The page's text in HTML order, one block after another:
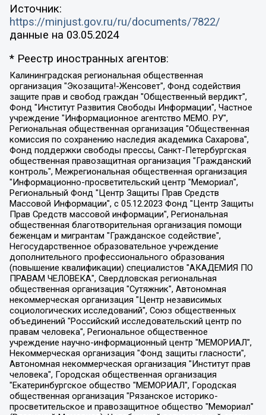
Источник:
https://minjust.gov.ru/ru/documents/7822/
данные на 03.05.2024
* Реестр иностранных агентов:
Калининградская региональная общественная организация "Экозащита!-Женсовет", Фонд содействия защите прав и свобод граждан "Общественный вердикт", Фонд "Институт Развития Свободы Информации", Частное учреждение "Информационное агентство МЕМО. РУ", Региональная общественная организация "Общественная комиссия по сохранению наследия академика Сахарова", Фонд поддержки свободы прессы, Санкт-Петербургская общественная правозащитная организация "Гражданский контроль", Межрегиональная общественная организация "Информационно-просветительский центр "Мемориал", Региональный Фонд "Центр Защиты Прав Средств Массовой Информации", с 05.12.2023 Фонд "Центр Защиты Прав Средств массовой информации", Региональная общественная благотворительная организация помощи беженцам и мигрантам "Гражданское содействие", Негосударственное образовательное учреждение дополнительного профессионального образования (повышение квалификации) специалистов "АКАДЕМИЯ ПО ПРАВАМ ЧЕЛОВЕКА", Свердловская региональная общественная организация "Сутяжник", Автономная некоммерческая организация "Центр независимых социологических исследований", Союз общественных объединений "Российский исследовательский центр по правам человека", Региональное общественное учреждение научно-информационный центр "МЕМОРИАЛ", Некоммерческая организация "Фонд защиты гласности", Автономная некоммерческая организация "Институт прав человека", Городская общественная организация "Екатеринбургское общество "МЕМОРИАЛ", Городская общественная организация "Рязанское историко-просветительское и правозащитное общество "Мемориал" (Рязанский Мемориал), Челябинский региональный орган общественной самодеятельности – женское общественное объединение "Женщины Евразии", Челябинский региональный орган общественной самодеятельности "Уральская правозащитная группа", Фонд содействия защите здоровья и социальной справедливости имени Андрея Рылькова, Автономная Некоммерческая Организация "Аналитический Центр Юрия Левады", Автономная некоммерческая организация социальной поддержки населения "Проект Апрель", Региональная общественная организация помощи женщинам и детям, находящимся в кризисной ситуации "Информационно-методический центр "Анна", Фонд содействия развитию массовых коммуникаций и правовому просвещению "Так-так-Так", Фонд содействия устойчивому развитию "Серебряная тайга", Свердловский региональный общественный фонд социальных проектов "Новое время", "Idel.Реалии", Кавказ.Реалии, Крым.Реалии, Телеканал Настоящее Время, Татаро-башкирская служба Радио Свобода (Azatliq Radiosi), Радио Свободная Европа/Радио Свобода (PCE/PC), "Сибирь.Реалии", "Фактограф", Благотворительный фонд помощи осужденным и их семьям, Автономная некоммерческая организация "Институт глобализации и социальных движений", Фонд "В защиту прав заключенных", Частное учреждение "Центр поддержки и содействия развитию средств массовой информации", Пензенский региональный общественный благотворительный фонд "Гражданский союз", "Север.Реалии", Некоммерческая организация Фонд "Правовая инициатива", Общество с ограниченной ответственностью "Радио Свободная Европа/Радио Свобода", Чешское информационное агентство "MEDIUM-ORIENT", Красноярская региональная общественная организация "Мы против СПИДа", Камалягин Денис Николаевич, Маркелов Сергей Евгеньевич, Пономарев Лев Александрович, Савицкая Людмила Алексеевна, Автономная некоммерческая организация "Центр по работе с проблемой насилия "НАСИЛИЮ.НЕТ", Межрегиональный профессиональный союз работников здравоохранения "Альянс врачей", Юридическое лицо, зарегистрированное в Латвийской Республике, SIA "Medusa Project" (регистрационный номер 40103797863, дата регистрации 10.06.2014), Некоммерческая организация "Фонд по борьбе с коррупцией", Автономная некоммерческая организация "Институт права и публичной политики", Баданин Роман Сергеевич, Гликин Максим Александрович, Железнова Мария Михайловна, Лукьянова Юлия Сергеевна, Маетная Елизавета Витальевна, Маняхин Петр Борисович, Чуракова Ольга Владимировна, Ярош Юлия Петровна, Юридическое лицо "The Insider SIA", зарегистрированное в Риге, Латвийская Республика (дата регистрации 26.06.2015), являющееся администратором доменного имени интернет-издания "The Insider SIA", https://theins.ru, Постернак Алексей Евгеньевич, Рубин Михаил Аркадьевич, Анин Роман Александрович, Юридическое лицо Istories fonds, зарегистрированное в Латвийской Республике (регистрационный номер 50008295751, дата регистрации 24.02.2020), Великовский Дмитрий Александрович, Долинина Ирина Николаевна, Мароховская Алеся Алексеевна, Шлейнов Роман Юрьевич, Шмагун Олеся Валентиновна, Общество с ограниченной ответственностью "Альтаир 2021", Общество с ограниченной ответственностью "Вега 2021", Общество с ограниченной ответственностью "Главный редактор 2021", Общество с ограниченной ответственностью "Ромашки монолит", Важенков Артем Валерьевич, Ивановская областная общественная организация "Центр гендерных исследований", Гурман Юрий Альбертович, Медиапроект "ОВД-Инфо", Егоров Владимир Владимирович, Жилинский Владимир Александрович, Общество с ограниченной ответственностью "ЗП", Иванова София Юрьевна, Карезина Инна Павловна, Кильтау Екатерина Викторовна, Петров Алексей Викторович, Пискунов Сергей Евгеньевич, Смирнов Сергей Сергеевич, Тихонов Михаил Сергеевич, Общество с ограниченной ответственностью "ЖУРНАЛИСТ-ИНОСТРАННЫЙ АГЕНТ", Арапова Галина Юрьевна, Вольтская Татьяна Анатольевна, Американская компания "Mason G.E.S. Anonymous Foundation" (США), являющаяся владельцем интернет-издания https://mnews.world/, Компания "Stichting Bellingcat", зарегистрированная в Нидерландах (дата регистрации 11.07.2018), Захаров Андрей Вячеславович, Клепиковская Екатерина Дмитриевна, Общество с ограниченной ответственностью "МЕМО", Перл Роман Александрович, Симонов Евгений Алексеевич, Соловьева Елена Анатольевна, Сотников Даниил Владимирович, Сурначева Елизавета Дмитриевна, Автономная некоммерческая организация по защите прав человека и информированию населения "Якутия – Наше Мнение", Общество с ограниченной ответственностью "Москоу диджитал медиа", с 26.01.2023 Общество с ограниченной ответственностью "Чайка Белые сады", Ветошкина Валерия Валерьевна, Заговора Максим Александрович, Межрегиональное общественное движение "Российская ЛГБТ - сеть", Оленичев Максим Владимирович, Павлов Иван Юрьевич, Скворцова Елена Сергеевна, Общество с ограниченной ответственностью "Как бы инагент", Кочетков Игорь Викторович, Общество с ограниченной ответственностью "Честные выборы", Еланчик Олег Александрович, Общество с ограниченной ответственностью "Нобелевский призыв", Гималова Регина Эмилевна, Григорьев Андрей Валерьевич, Григорьева Алина Александровна, Ассоциация по содействию защите прав призывников, альтернативнослужащих и военнослужащих "Правозащитная группа "Гражданин.Армия.Право", Хисамова Регина Фаритовна, Автономная некоммерческая организация по реализации социально-правовых программ "Лилит", Дальневосточное общественное движение "Маяк", Санкт-Петербургская ЛГБТ-инициативная группа "Выход", Инициативная группа ЛГБТ+ "Реверс", Алексеев Андрей Викторович, Бекбулатова Таисия Львовна, Беляев Иван Михайлович, Владыкина Елена Сергеевна, Гельман Марат Александрович, Никульшина Вероника Юрьевна, Толоконникова Надежда Андреевна, Шендерович Виктор Анатольевич, Общество с ограниченной ответственностью "Данное сообщение", Общество с ограниченной ответственностью Издательский дом "Новая глава", Айнбиндер Александра Александровна, Московский комьюнити-центр для ЛГБТ+инициатив, Благотворительный фонд развития филантропии, Deutsche Welle (Германия, Kurt-Schumacher-Strasse 3, 53113 Bonn), Борзунова Мария Михайловна, Воробьев Виктор Викторович, Голубева Анна Львовна, Константинова Алла Михайловна, Малкова Ирина Владимировна, Мурадов Мурад Абдулгалимович, Осетинская Елизавета Николаевна, Понасенков Евгений Николаевич, Ганапольский Матвей Юрьевич, Киселев Евгений Алексеевич, Борухович Ирина Григорьевна, Дремин Иван Тимофеевич, Дубровский Дмитрий Викторович, Красноярская региональная общественная организация поддержки и развития альтернативных образовательных технологий и межкультурных коммуникаций "ИНТЕРРА", Маяковская Екатерина Алексеевна, Фейгин Марк Захарович, Филимонов Андрей Викторович, Дзугкоева Регина Николаевна, Доброхотов Роман Александрович, Дудь Юрий Александрович, Елкин Сергей Владимирович, Кругликов Кирилл Игоревич, Сабунаева Мария Леонидовна, Семенов Алексей Владимирович, Шаинян Карен Багратович, Шульман Екатерина Михайловна, Асафьев Артур Валерьевич, Вахштайн Виктор Семенович, Венедиктов Алексей Алексеевич, Лушникова Екатерина Евгеньевна, Волков Леонид Михайлович, Невзоров Александр Глебович, Пархоменко Сергей Борисович, Сироткин Ярослав Николаевич, Кара-Мурза Владимир Владимирович, Баранова Наталья Владимировна, Гозман Леонид Яковлевич, Кагарлицкий Борис Юльевич, Климарев Михаил Валерьевич, Милов Владимир Станиславович, Автономная некоммерческая организация Краснодарский центр современного искусства "Типография", Моргенштерн Алишер Тагирович, Соболь Любовь Эдуардовна, Общество с ограниченной ответственностью "ЛИЗА НОРМ", Каспаров Гарри Кимович, Ходорковский Михаил Борисович, Общество с ограниченной ответственностью "Апрельские тезисы", Данилович Ирина Брониславовна, Кашин Олег Владимирович, Петров Николай Владимирович, Пивоваров Алексей Владимирович, Соколов Михаил Владимирович, Цветкова Юлия Владимировна, Чичваркин Евгений Александрович, Комитет против пыток/Команда против пыток, Общество с ограниченной ответственностью "Первый научный", Общество с ограниченной ответственностью "Вертолет и ко", Белоцерковская Вероника Борисовна, Кац Максим Евгеньевич, Лазарева Татьяна Юрьевна, Шаведдинов Руслан Табризович, Яшин Илья Валерьевич, Общество с ограниченной ответственностью "Иноагент ААВ", Алешковский Дмитрий Петрович, Альбац Евгения Марковна, Быков Дмитрий Львович, Галямина Юлия Евгеньевна, Лойко Сергей Леонидович, Мартынов Кирилл Константинович, Медведев Сергей Александрович, Крашенинников Федор Геннадиевич, Гордеева Катерина Вл